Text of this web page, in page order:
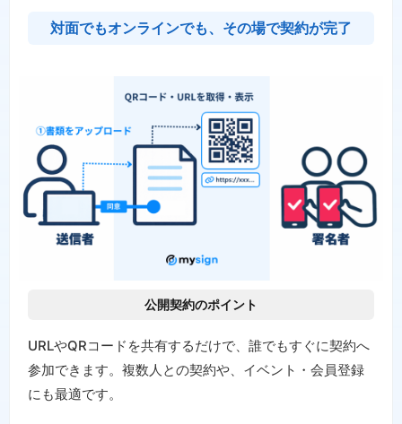
対面でもオンラインでも、その場で契約が完了
公開契約のポイント
URLやQRコードを共有するだけで、誰でもすぐに契約へ
参加できます。複数人との契約や、イベント・会員登録
にも最適です。